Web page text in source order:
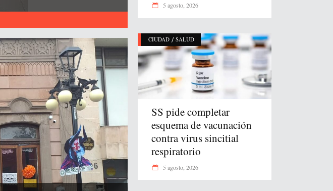
5 agosto, 2026
CIUDAD / SALUD
SS pide completar
esquema de vacunación
contra virus sincitial
respiratorio
5 agosto, 2026